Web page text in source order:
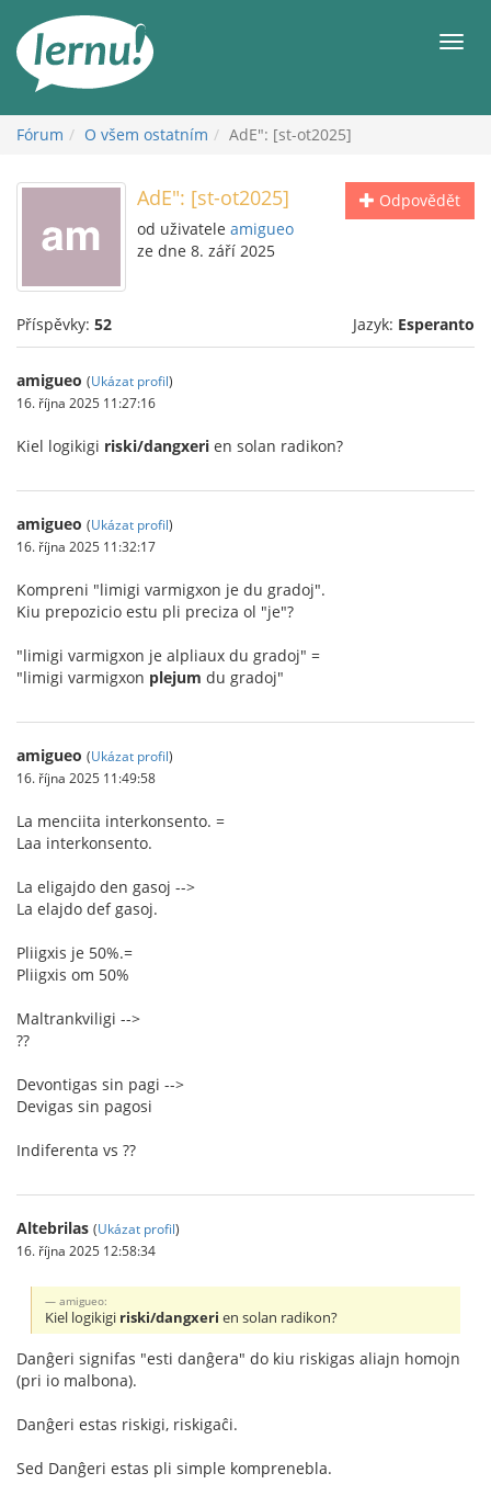
obsahu
Fórum O všem ostatním AdE": [st-ot2025]
Odpovědět
AdE": [st-ot2025]
od uživatele amigueo
ze dne 8. září 2025
Příspěvky: 52 Jazyk: Esperanto
amigueo (Ukázat profil)
16. října 2025 11:27:16
Kiel logikigi riski/dangxeri en solan radikon?
amigueo (Ukázat profil)
16. října 2025 11:32:17
Kompreni "limigi varmigxon je du gradoj".
Kiu prepozicio estu pli preciza ol "je"?
"limigi varmigxon je alpliaux du gradoj" =
"limigi varmigxon plejum du gradoj"
amigueo (Ukázat profil)
16. října 2025 11:49:58
La menciita interkonsento. =
Laa interkonsento.
La eligajdo den gasoj -->
La elajdo def gasoj.
Pliigxis je 50%.=
Pliigxis om 50%
Maltrankviligi -->
??
Devontigas sin pagi -->
Devigas sin pagosi
Indiferenta vs ??
Altebrilas (Ukázat profil)
16. října 2025 12:58:34
amigueo:
Kiel logikigi riski/dangxeri en solan radikon?
Danĝeri signifas "esti danĝera" do kiu riskigas aliajn homojn
(pri io malbona).
Danĝeri estas riskigi, riskigaĉi.
Sed Danĝeri estas pli simple komprenebla.